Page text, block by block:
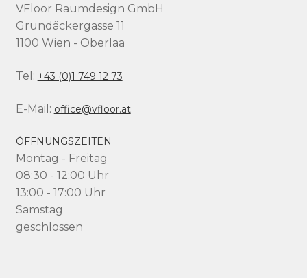
VFloor Raumdesign GmbH
Grundäckergasse 11
1100 Wien - Oberlaa
Tel: +43 (0)1 749 12 73
E-Mail: office@vfloor.at
ÖFFNUNGSZEITEN
Montag - Freitag
08:30 - 12:00 Uhr
13:00 - 17:00 Uhr
Samstag
geschlossen